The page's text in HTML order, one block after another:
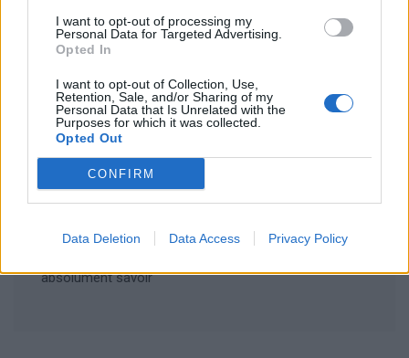
I want to opt-out of processing my
Personal Data for Targeted Advertising.
Opted In
I want to opt-out of Collection, Use,
Retention, Sale, and/or Sharing of my
Personal Data that Is Unrelated with the
Purposes for which it was collected.
Opted Out
CONFIRM
Data Deletion Data Access Privacy Policy
Voyages locaux en 2026 : la France se tourne vers
Grève chez EasyJet : ce qui menace vos vols cet été
La plage la plus fréquentée au monde : un record à
couper le souffle
absolument savoir